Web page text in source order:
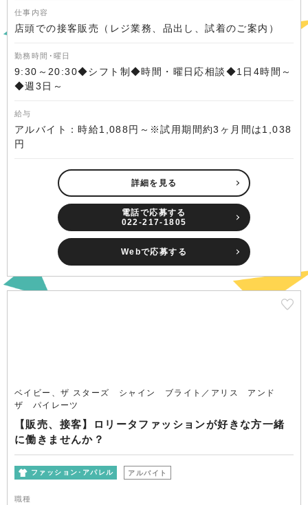
仕事内容
店頭での接客販売（レジ業務、品出し、試着のご案内）
勤務時間･曜日
9:30～20:30◆シフト制◆時間・曜日応相談◆1日4時間～
◆週3日～
給与
アルバイト：時給1,088円～※試用期間約3ヶ月間は1,038
円
詳細を見る
電話で応募する
022-217-1805
Webで応募する
ベイビー、ザ スターズ シャイン ブライト／アリス アンド
ザ パイレーツ
【販売、接客】ロリータファッションが好きな方一緒
に働きませんか？
ファッション･アパレル アルバイト
職種